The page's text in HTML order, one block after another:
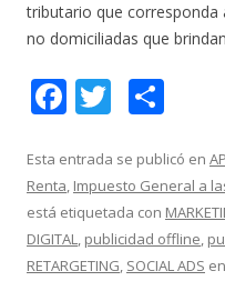
tributario que corresponda
no domiciliadas que
F
e
b
o
T
itt
er
m
p
ar
Esta entrada se publicó en
Renta, Impuesto General a
está etiquetada con
DIGITAL, publicidad offline,
RETARGETING, SOCIAL ADS en